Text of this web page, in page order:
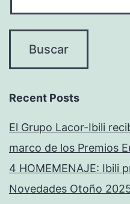
Recent Posts
El Grupo Lacor-Ibili
marco de los Premios
4 HOMEMENAJE: Ibili
Novedades Otoño